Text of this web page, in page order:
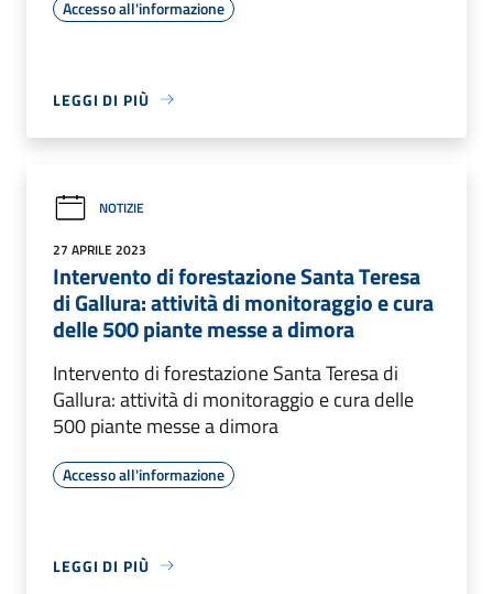
Accesso all'informazione
LEGGI DI PIÙ
NOTIZIE
27 APRILE 2023
Intervento di forestazione Santa Teresa
di Gallura: attività di monitoraggio e cura
delle 500 piante messe a dimora
Intervento di forestazione Santa Teresa di
Gallura: attività di monitoraggio e cura delle
500 piante messe a dimora
Accesso all'informazione
LEGGI DI PIÙ